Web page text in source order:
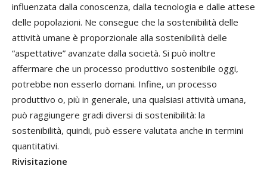
influenzata dalla conoscenza, dalla tecnologia e dalle attese
delle popolazioni. Ne consegue che la sostenibilità delle
attività umane è proporzionale alla sostenibilità delle
“aspettative” avanzate dalla società. Si può inoltre
affermare che un processo produttivo sostenibile oggi,
potrebbe non esserlo domani. Infine, un processo
produttivo o, più in generale, una qualsiasi attività umana,
può raggiungere gradi diversi di sostenibilità: la
sostenibilità, quindi, può essere valutata anche in termini
quantitativi.
Rivisitazione